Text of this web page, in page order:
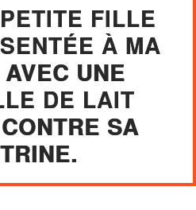
FILLE
À MA
UNE
DE LAIT
SA